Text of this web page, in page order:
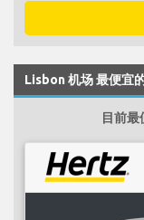
Lisbon 机场 最便宜
目前最